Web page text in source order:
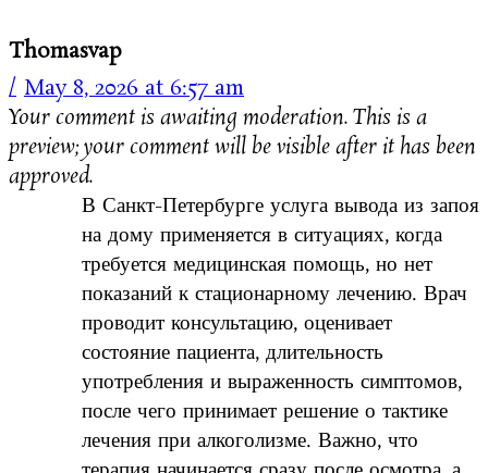
Thomasvap
May 8, 2026 at 6:57 am
Your comment is awaiting moderation. This is a
preview; your comment will be visible after it has been
approved.
В Санкт-Петербурге услуга вывода из запоя
на дому применяется в ситуациях, когда
требуется медицинская помощь, но нет
показаний к стационарному лечению. Врач
проводит консультацию, оценивает
состояние пациента, длительность
употребления и выраженность симптомов,
после чего принимает решение о тактике
лечения при алкоголизме. Важно, что